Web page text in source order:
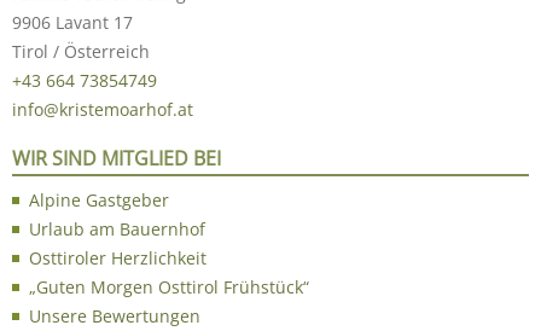
9906 Lavant 17
Tirol / Österreich
+43 664 73854749
info@kristemoarhof.at
WIR SIND MITGLIED BEI
Alpine Gastgeber
Urlaub am Bauernhof
Osttiroler Herzlichkeit
„Guten Morgen Osttirol Frühstück“
Unsere Bewertungen